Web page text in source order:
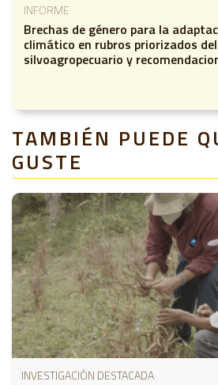
INFORME
Brechas de género para la
climático en rubros priorizados
silvoagropecuario y
TAMBIÉN PUEDE
GUSTE
INVESTIGACIÓN DESTACADA